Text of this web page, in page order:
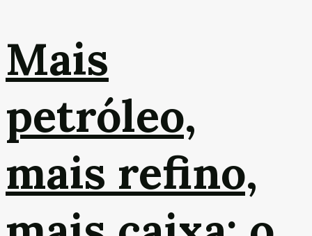
Mais
petróleo,
mais refino,